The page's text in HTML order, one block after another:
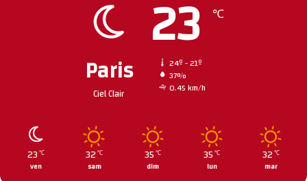
Paris
Ciel Clair
23 ℃
24º - 21º
37%
0.45 km/h
23℃
ven
32 ℃
sam
35 ℃
dim
35 ℃
lun
32 ℃
mar